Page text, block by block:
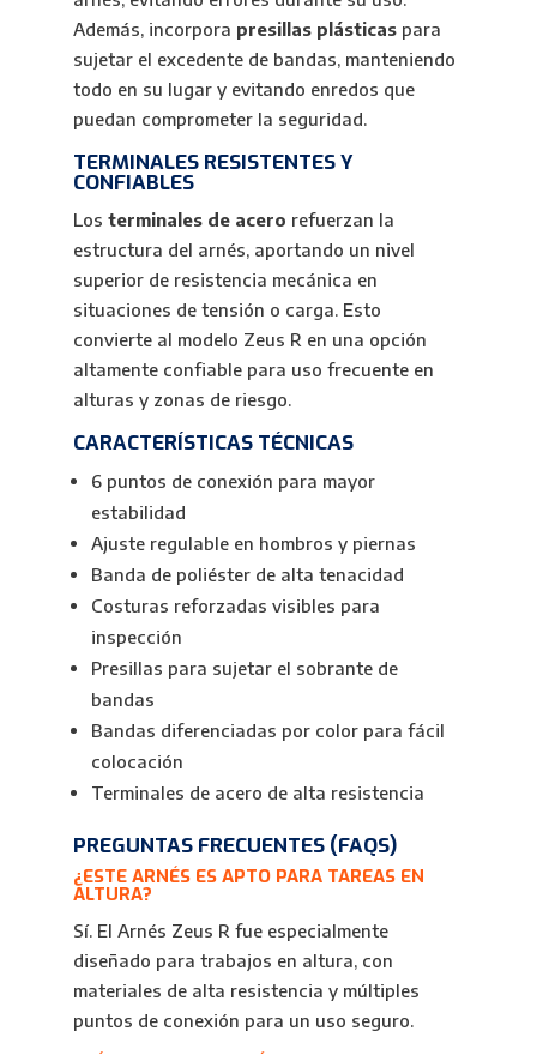
Además, incorpora presillas plásticaspara
sujetar el excedente de bandas, manteniendo
todo en su lugar y evitando enredos que
puedan comprometer la seguridad.
TERMINALES RESISTENTES Y
CONFIABLES
Los terminales de acero refuerzan la
estructura del arnés, aportando un nivel
superior de resistencia mecánica en
situaciones de tensión o carga. Esto
convierte al modelo Zeus R en una opción
altamente confiable para uso frecuente en
alturas y zonas de riesgo.
CARACTERÍSTICAS TÉCNICAS
6 puntos de conexión para mayor
estabilidad
Ajuste regulable en hombros y piernas
Banda de poliéster de alta tenacidad
Costuras reforzadas visibles para
inspección
Presillas para sujetar el sobrante de
bandas
Bandas diferenciadas por color para fácil
colocación
Terminales de acero de alta resistencia
PREGUNTAS FRECUENTES (FAQS)
¿ESTE ARNÉS ES APTO PARA TAREAS EN
ALTURA?
Sí. El Arnés Zeus R fue especialmente
diseñado para trabajos en altura, con
materiales de alta resistencia y múltiples
puntos de conexión para un uso seguro.